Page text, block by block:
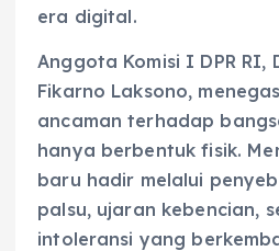
era digital.
Anggota Komisi I DPR RI,
Fikarno Laksono,
ancaman terhadap
hanya berbentuk fisik.
baru hadir melalui
palsu, ujaran kebencian,
intoleransi yang